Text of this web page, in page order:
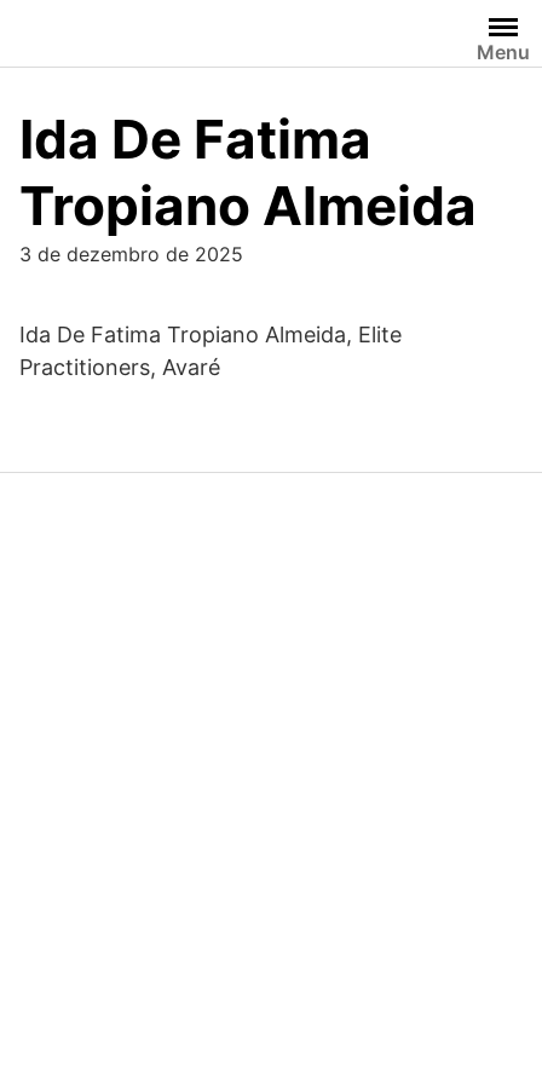
content
Menu
Ida De Fatima
Tropiano Almeida
3 de dezembro de 2025
Ida De Fatima Tropiano Almeida, Elite
Practitioners, Avaré